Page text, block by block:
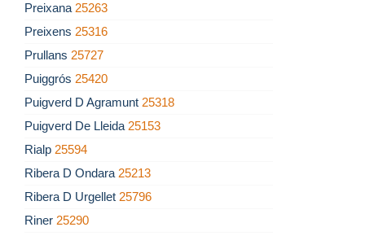
Preixana 25263
Preixens 25316
Prullans 25727
Puiggrós 25420
Puigverd D Agramunt 25318
Puigverd De Lleida 25153
Rialp 25594
Ribera D Ondara 25213
Ribera D Urgellet 25796
Riner 25290